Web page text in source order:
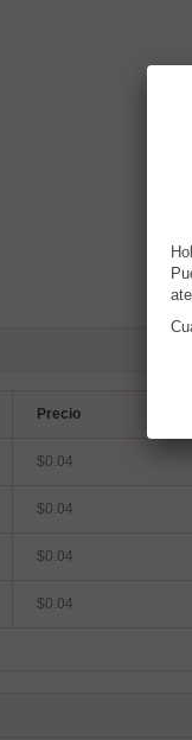
Precio
$0.04
$0.04
$0.04
$0.04